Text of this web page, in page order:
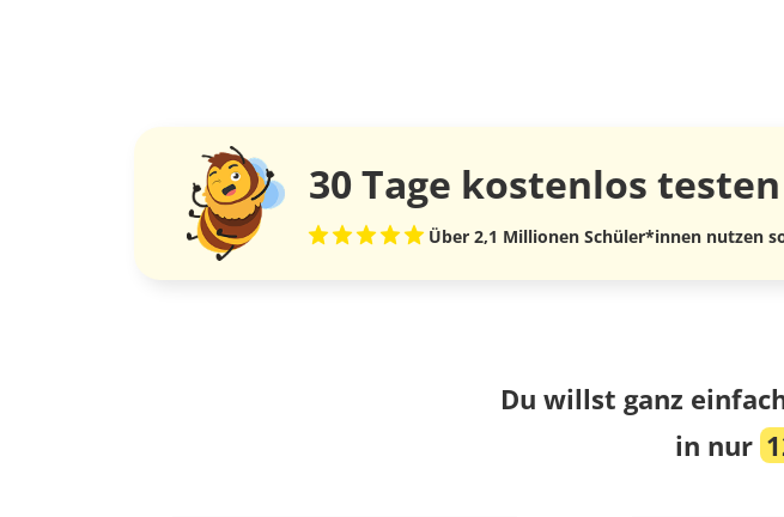
30 Tage kostenlos testen
Über 2,1 Millionen Schüler*innen nutzen
Du willst ganz
in nur